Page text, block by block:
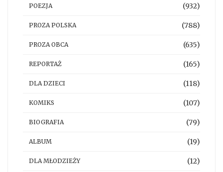
POEZJA (932)
PROZA POLSKA (788)
PROZA OBCA (635)
REPORTAŻ (165)
DLA DZIECI (118)
KOMIKS (107)
BIOGRAFIA (79)
ALBUM (19)
DLA MŁODZIEŻY (12)